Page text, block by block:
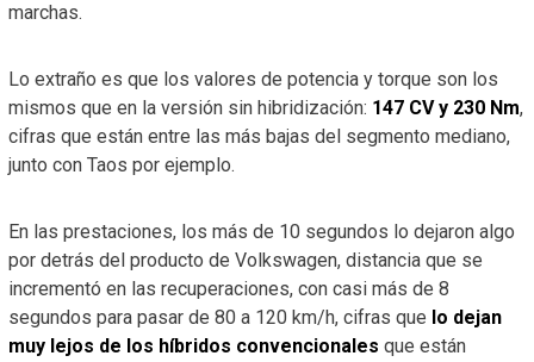
marchas.
Lo extraño es que los valores de potencia y torque son los
mismos que en la versión sin hibridización: 147 CV y 230 Nm,
cifras que están entre las más bajas del segmento mediano,
junto con Taos por ejemplo.
En las prestaciones, los más de 10 segundos lo dejaron algo
por detrás del producto de Volkswagen, distancia que se
incrementó en las recuperaciones, con casi más de 8
segundos para pasar de 80 a 120 km/h, cifras que lo dejan
muy lejos de los híbridos convencionales que están